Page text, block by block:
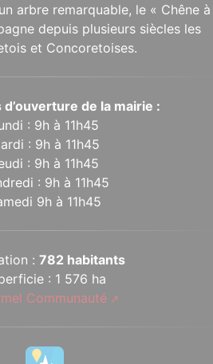
arbre remarquable, le « Chêne à
depuis plusieurs siècles les
et Concoretoises.
d’ouverture de la mairie :
: 9h à 11h45
: 9h à 11h45
: 9h à 11h45
: 9h à 11h45
9h à 11h45
:782 habitants
: 1 576 ha
Communauté